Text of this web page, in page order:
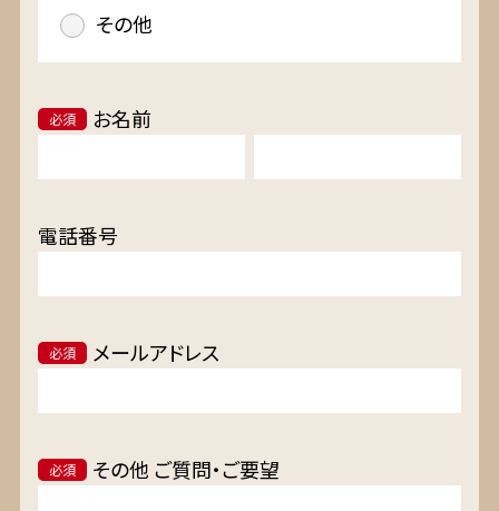
その他
必須 お名前
電話番号
必須 メールアドレス
必須 その他 ご質問・ご要望